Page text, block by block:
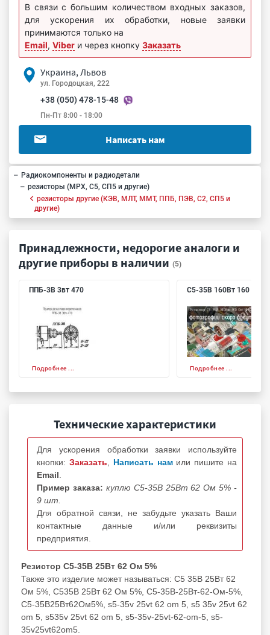
В связи с большим количеством входных заказов,
для ускорения их обработки, новые заявки
принимаются только на
Email, Viber и через кнопку Заказать
Украина, Львов
ул. Городоцкая, 222
+38 (050) 478-15-48
Пн-Пт 8:00 - 18:00
Написать нам
Радиокомпоненты и радиодетали
резисторы (МРХ, С5, СП5 и другие)
резисторы другие (КЭВ, МЛТ, ММТ, ППБ, ПЭВ, С2, СП5 и
другие)
Принадлежности, недорогие аналоги и
другие приборы в наличии (5)
ППБ-3В 3вт 470
Подробнее ...
С5-35В 160Вт 160 Ом
Подробнее ...
Технические характеристики
Для ускорения обработки заявки используйте
кнопки: Заказать Написать нам или пишите на
Email
Пример заказа: куплю С5-35В 25Вт 62 Ом 5% -
9 шт.
Для обратной связи, не забудьте указать Ваши
контактные данные и/или реквизиты
предприятия.
Резистор С5-35В 25Вт 62 Ом 5%
Также это изделие может называться: С5 35В 25Вт 62
Ом 5%, С535В 25Вт 62 Ом 5%, С5-35В-25Вт-62-Ом-5%,
С5-35В25Вт62Ом5%, s5-35v 25vt 62 om 5, s5 35v 25vt 62
om 5, s535v 25vt 62 om 5, s5-35v-25vt-62-om-5, s5-
35v25vt62om5.